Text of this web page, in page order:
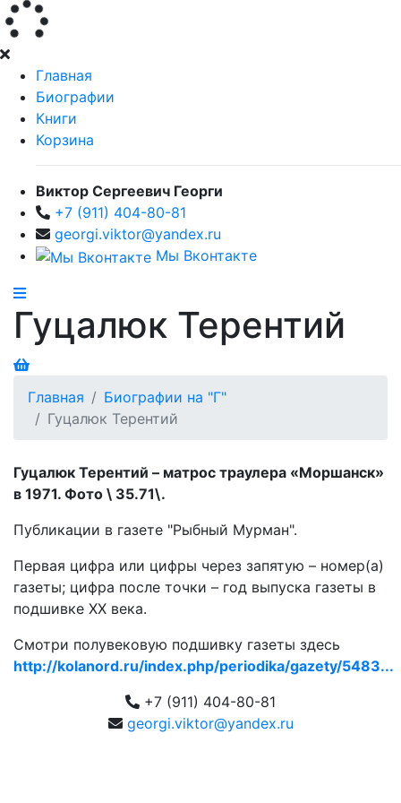
Главная
Биографии
Книги
Корзина
Виктор Сергеевич Георги
+7 (911) 404-80-81
georgi.viktor@yandex.ru
Мы Вконтакте
Гуцалюк Терентий
Главная
Биографии на "Г"
Гуцалюк Терентий
Гуцалюк Терентий – матрос траулера «Моршанск»
в 1971. Фото \ 35.71\.
Публикации в газете "Рыбный Мурман".
Первая цифра или цифры через запятую – номер(а)
газеты; цифра после точки – год выпуска газеты в
подшивке ХХ века.
Смотри полувековую подшивку газеты здесь
http://kolanord.ru/index.php/periodika/gazety/5483...
+7 (911) 404-80-81
georgi.viktor@yandex.ru